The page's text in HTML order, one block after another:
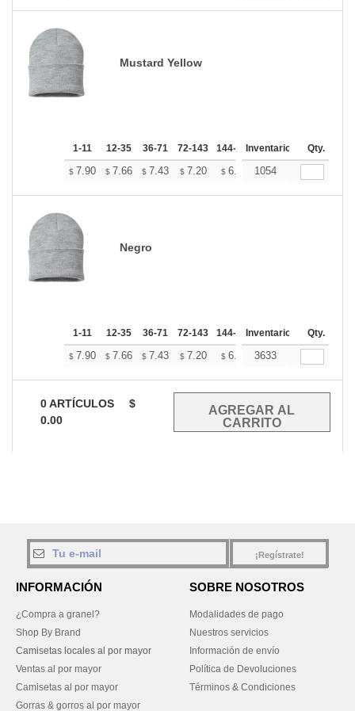
Mustard Yellow
1-11 12-35 36-71 72-143 144-287 288 + Mas
Inventario Qty.
$ 7.90 $ 7.66 $ 7.43 $ 7.20 $ 6.96 $6.84
1054
Negro
1-11 12-35 36-71 72-143 144-287 288 + Mas
Inventario Qty.
$ 7.90 $ 7.66 $ 7.43 $ 7.20 $ 6.96 $6.84
3633
0ARTÍCULOS
$
0.00
¡Regístrate!
INFORMACIÓN
¿Compra a granel?
Shop By Brand
Camisetas locales al por mayor
Ventas al por mayor
Camisetas al por mayor
Gorras & gorros al por mayor
SOBRE NOSOTROS
Modalidades de pago
Nuestros servicios
Información de envío
Política de Devoluciones
Términos & Condiciones